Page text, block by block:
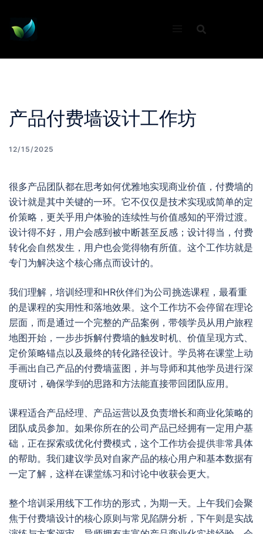
content
产品付费墙设计工作坊
12/15/2025
很多产品团队都在思考如何优雅地实现商业价值，付费墙的
设计就是其中关键的一环。它不仅仅是技术实现或简单的定
价策略，更关乎用户体验的连续性与价值感知的平滑过渡。
设计得不好，用户会感到被中断甚至反感；设计得当，付费
转化会自然发生，用户也会觉得物有所值。这个工作坊就是
专门为解决这个核心痛点而设计的。
我们理解，培训经理和HR伙伴们为公司挑选课程，最看重
的是课程的实用性和落地效果。这个工作坊不会停留在理论
层面，而是通过一个完整的产品案例，带领学员从用户旅程
地图开始，一步步拆解付费墙的触发时机、价值呈现方式、
定价策略锚点以及最终的转化路径设计。学员将在课堂上动
手画出自己产品的付费墙蓝图，并与导师和其他学员进行深
度研讨，确保学到的思路和方法能直接带回团队应用。
课程适合产品经理、产品运营以及负责增长和商业化策略的
团队成员参加。如果你所在的公司产品已经拥有一定用户基
础，正在探索或优化付费模式，这个工作坊会提供非常具体
的帮助。我们建议学员对自家产品的核心用户和基本数据有
一定了解，这样在课堂练习和讨论中收获会更大。
整个培训采用线下工作坊的形式，为期一天。上午我们会聚
焦于付费墙设计的核心原则与常见陷阱分析，下午则是实战